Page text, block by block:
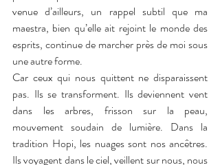
venue d’ailleurs, un rappel subtil que ma
maestra, bien qu’elle ait rejoint le monde des
esprits, continue de marcher près de moi sous
une autre forme.
Car ceux qui nous quittent ne disparaissent
pas. Ils se transforment. Ils deviennent vent
dans les arbres, frisson sur la peau,
mouvement soudain de lumière. Dans la
tradition Hopi, les nuages sont nos ancêtres.
Ils voyagent dans le ciel, veillent sur nous, nous